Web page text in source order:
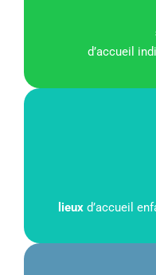
d’accueil
lieux d’accueil